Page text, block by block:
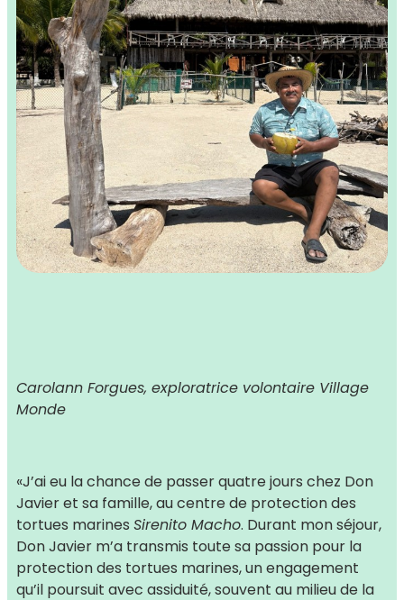
Carolann Forgues, exploratrice volontaire Village
Monde
«J’ai eu la chance de passer quatre jours chez Don
Javier et sa famille, au centre de protection des
tortues marines Sirenito Macho. Durant mon séjour,
Don Javier m’a transmis toute sa passion pour la
protection des tortues marines, un engagement
qu’il poursuit avec assiduité, souvent au milieu de la